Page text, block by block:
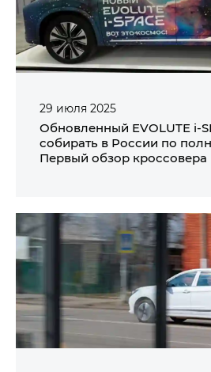
29 июля 2025
Обновленный EVOLUTE
собирать в России по
Первый обзор кроссовера